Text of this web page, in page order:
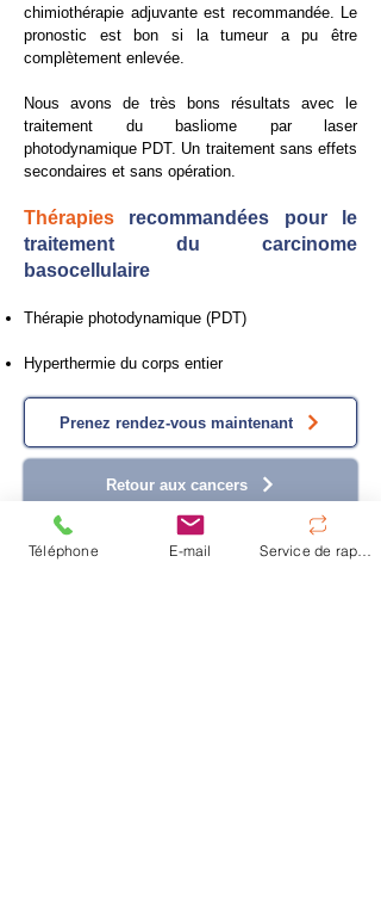
chimiothérapie adjuvante est recommandée. Le
pronostic est bon si la tumeur a pu être
complètement enlevée.
Nous avons de très bons résultats avec le
traitement du basliome par laser
photodynamique PDT. Un traitement sans effets
secondaires et sans opération.
Thérapies recommandées pour le
traitement du carcinome
basocellulaire
Thérapie photodynamique (PDT)
Hyperthermie du corps entier
Prenez rendez-vous maintenant
Retour aux cancers
Téléphone E-mail